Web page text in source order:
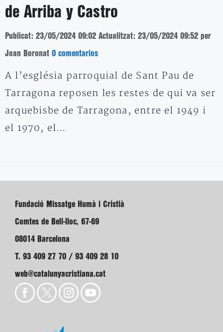
de Arriba y Castro
Publicat: 23/05/2024 09:02 Actualitzat: 23/05/2024 09:52 per
Joan Boronat 0 comentarios
A l’església parroquial de Sant Pau de
Tarragona reposen les restes de qui va ser
arquebisbe de Tarragona, entre el 1949 i
el 1970, el…
Fundació Missatge Humà i Cristià
Comtes de Bell-lloc, 67-69
08014 Barcelona
T. 93 409 27 70 / 93 409 28 10
web@catalunyacristiana.cat